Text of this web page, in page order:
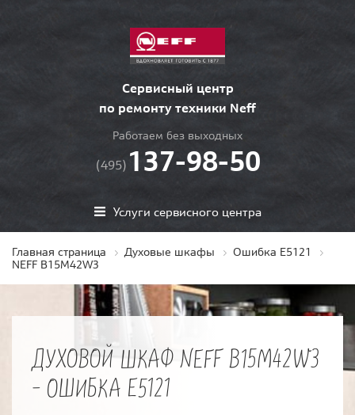
Сервисный центр
по ремонту техники Neff
Работаем без выходных
(495) 137-98-50
Услуги сервисного центра
Главная страница Духовые шкафы
Ошибка E5121
NEFF B15M42W3
ДУХОВОЙ ШКАФ NEFF B15M42W3
- ОШИБКА E5121